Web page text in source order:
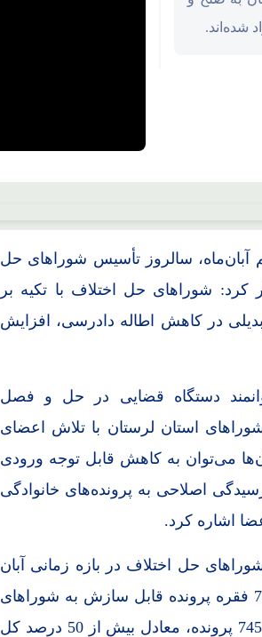
سالروز تأسیس شوراهای حل
کرد: شوراهای حل اختلاف با تکیه بر
در کاهش اطاله دادرسی، افزایش
دستگاه قضایی در حل و فصل
استان لرستان با تلاش اعضای
می‌توان به کاهش قابل توجه ورودی
اصلاحی به پرونده‌های خانوادگی
اشاره کرد.
حل اختلاف در بازه زمانی آبان
1403 تا آبان 1404 تصریح کرد: در این مدت، 98 هزار و 782 فقره پرونده قابل سازش به شوراهای
حل اختلاف استان ارجاع شده که از این تعداد، 49 هزار و 745 پرونده، معادل بیش از 50 درصد کل